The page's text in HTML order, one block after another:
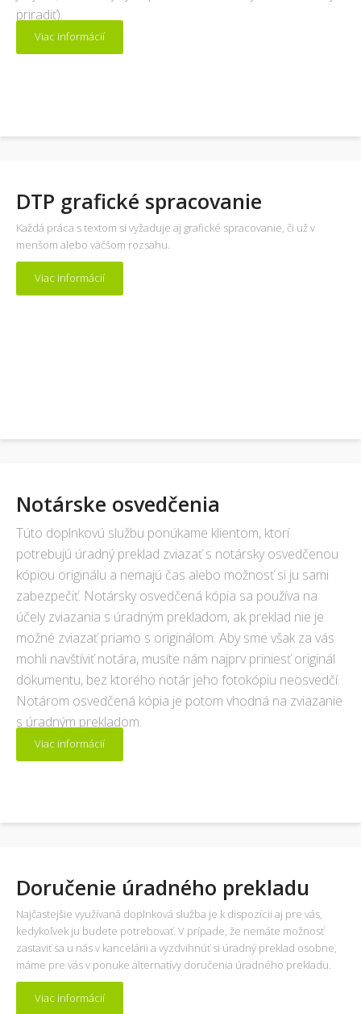
priradiť).
Viac informácií
DTP grafické spracovanie
Každá práca s textom si vyžaduje aj grafické spracovanie, či už v
menšom alebo väčšom rozsahu.
Viac informácií
Notárske osvedčenia
Túto doplnkovú službu ponúkame klientom, ktorí
potrebujú úradný preklad zviazať s notársky osvedčenou
kópiou originálu a nemajú čas alebo možnosť si ju sami
zabezpečiť. Notársky osvedčená kópia sa používa na
účely zviazania s úradným prekladom, ak preklad nie je
možné zviazať priamo s originálom. Aby sme však za vás
mohli navštíviť notára, musíte nám najprv priniesť originál
dokumentu, bez ktorého notár jeho fotokópiu neosvedčí.
Notárom osvedčená kópia je potom vhodná na zviazanie
s úradným prekladom.
Viac informácií
Doručenie úradného prekladu
Najčastejšie využívaná doplnková služba je k dispozícii aj pre vás,
kedykoľvek ju budete potrebovať. V prípade, že nemáte možnosť
zastaviť sa u nás v kancelárii a vyzdvihnúť si úradný preklad osobne,
máme pre vás v ponuke alternatívy doručenia úradného prekladu.
Viac informácií